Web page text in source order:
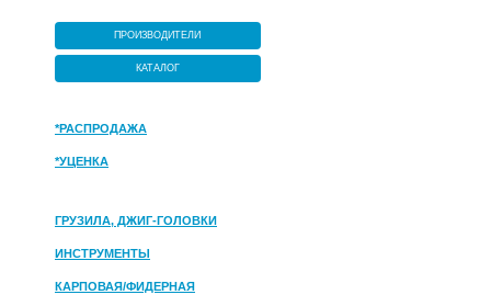
ПРОИЗВОДИТЕЛИ
КАТАЛОГ
*РАСПРОДАЖА
*УЦЕНКА
ГРУЗИЛА, ДЖИГ-ГОЛОВКИ
ИНСТРУМЕНТЫ
КАРПОВАЯ/ФИДЕРНАЯ